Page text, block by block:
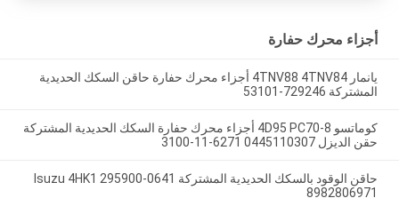
أجزاء محرك حفارة
يانمار 4TNV88 4TNV84 أجزاء محرك حفارة حاقن السكك الحديدية
المشتركة 729246-53101
كوماتسو 4D95 PC70-8 أجزاء محرك حفارة السكك الحديدية المشتركة
حقن الديزل 0445110307 6271-11-3100
حاقن الوقود بالسكك الحديدية المشتركة Isuzu 4HK1 295900-0641
8982806971